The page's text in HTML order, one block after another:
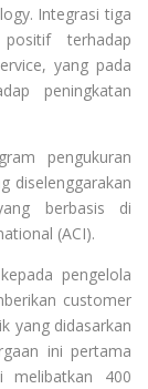
Integrasi tiga
terhadap
yang pada
peningkatan
pengukuran
diselenggarakan
berbasis di
(ACI).
pengelola
customer
yang didasarkan
ini pertama
melibatkan 400